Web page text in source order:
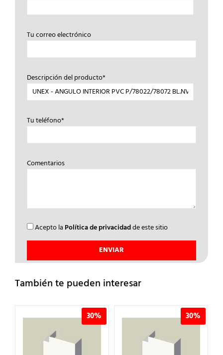
Tu correo electrónico
Descripción del producto*
Tu teléfono*
Comentarios
Acepto la Política de privacidadde este sitio
También te pueden interesar
30% 30%